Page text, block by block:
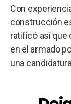
Con
construcción
ratificó así que
en el armado
una